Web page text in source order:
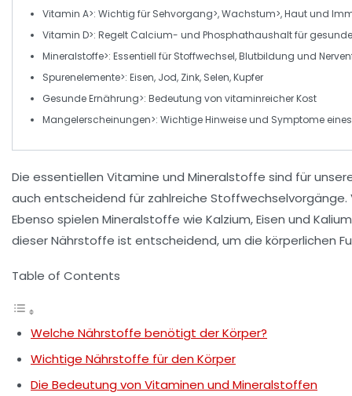
Vitamin A>: Wichtig für Sehvorgang>,Wachstum>, Haut und
Vitamin D>: Regelt Calcium- und Phosphathaushaltfür
Mineralstoffe>: Essentiell für Stoffwechsel,Blutbildung und
Spurenelemente>: Eisen, Jod, Zink, Selen, Kupfer
Gesunde Ernährung>: Bedeutung von vitaminreicherKost
Mangelerscheinungen>: Wichtige Hinweise und Symptome
Die essentiellen Vitamine und Mineralstoffe sind für
auch entscheidend für zahlreiche Stoffwechselvorgänge.
Ebenso spielen Mineralstoffe wie Kalzium,Eisen und Kalium
dieser Nährstoffe ist entscheidend, um die körperlichen
Table of Contents
Welche Nährstoffe benötigt der Körper?
Wichtige Nährstoffe für den Körper
Die Bedeutung von Vitaminen und Mineralstoffen